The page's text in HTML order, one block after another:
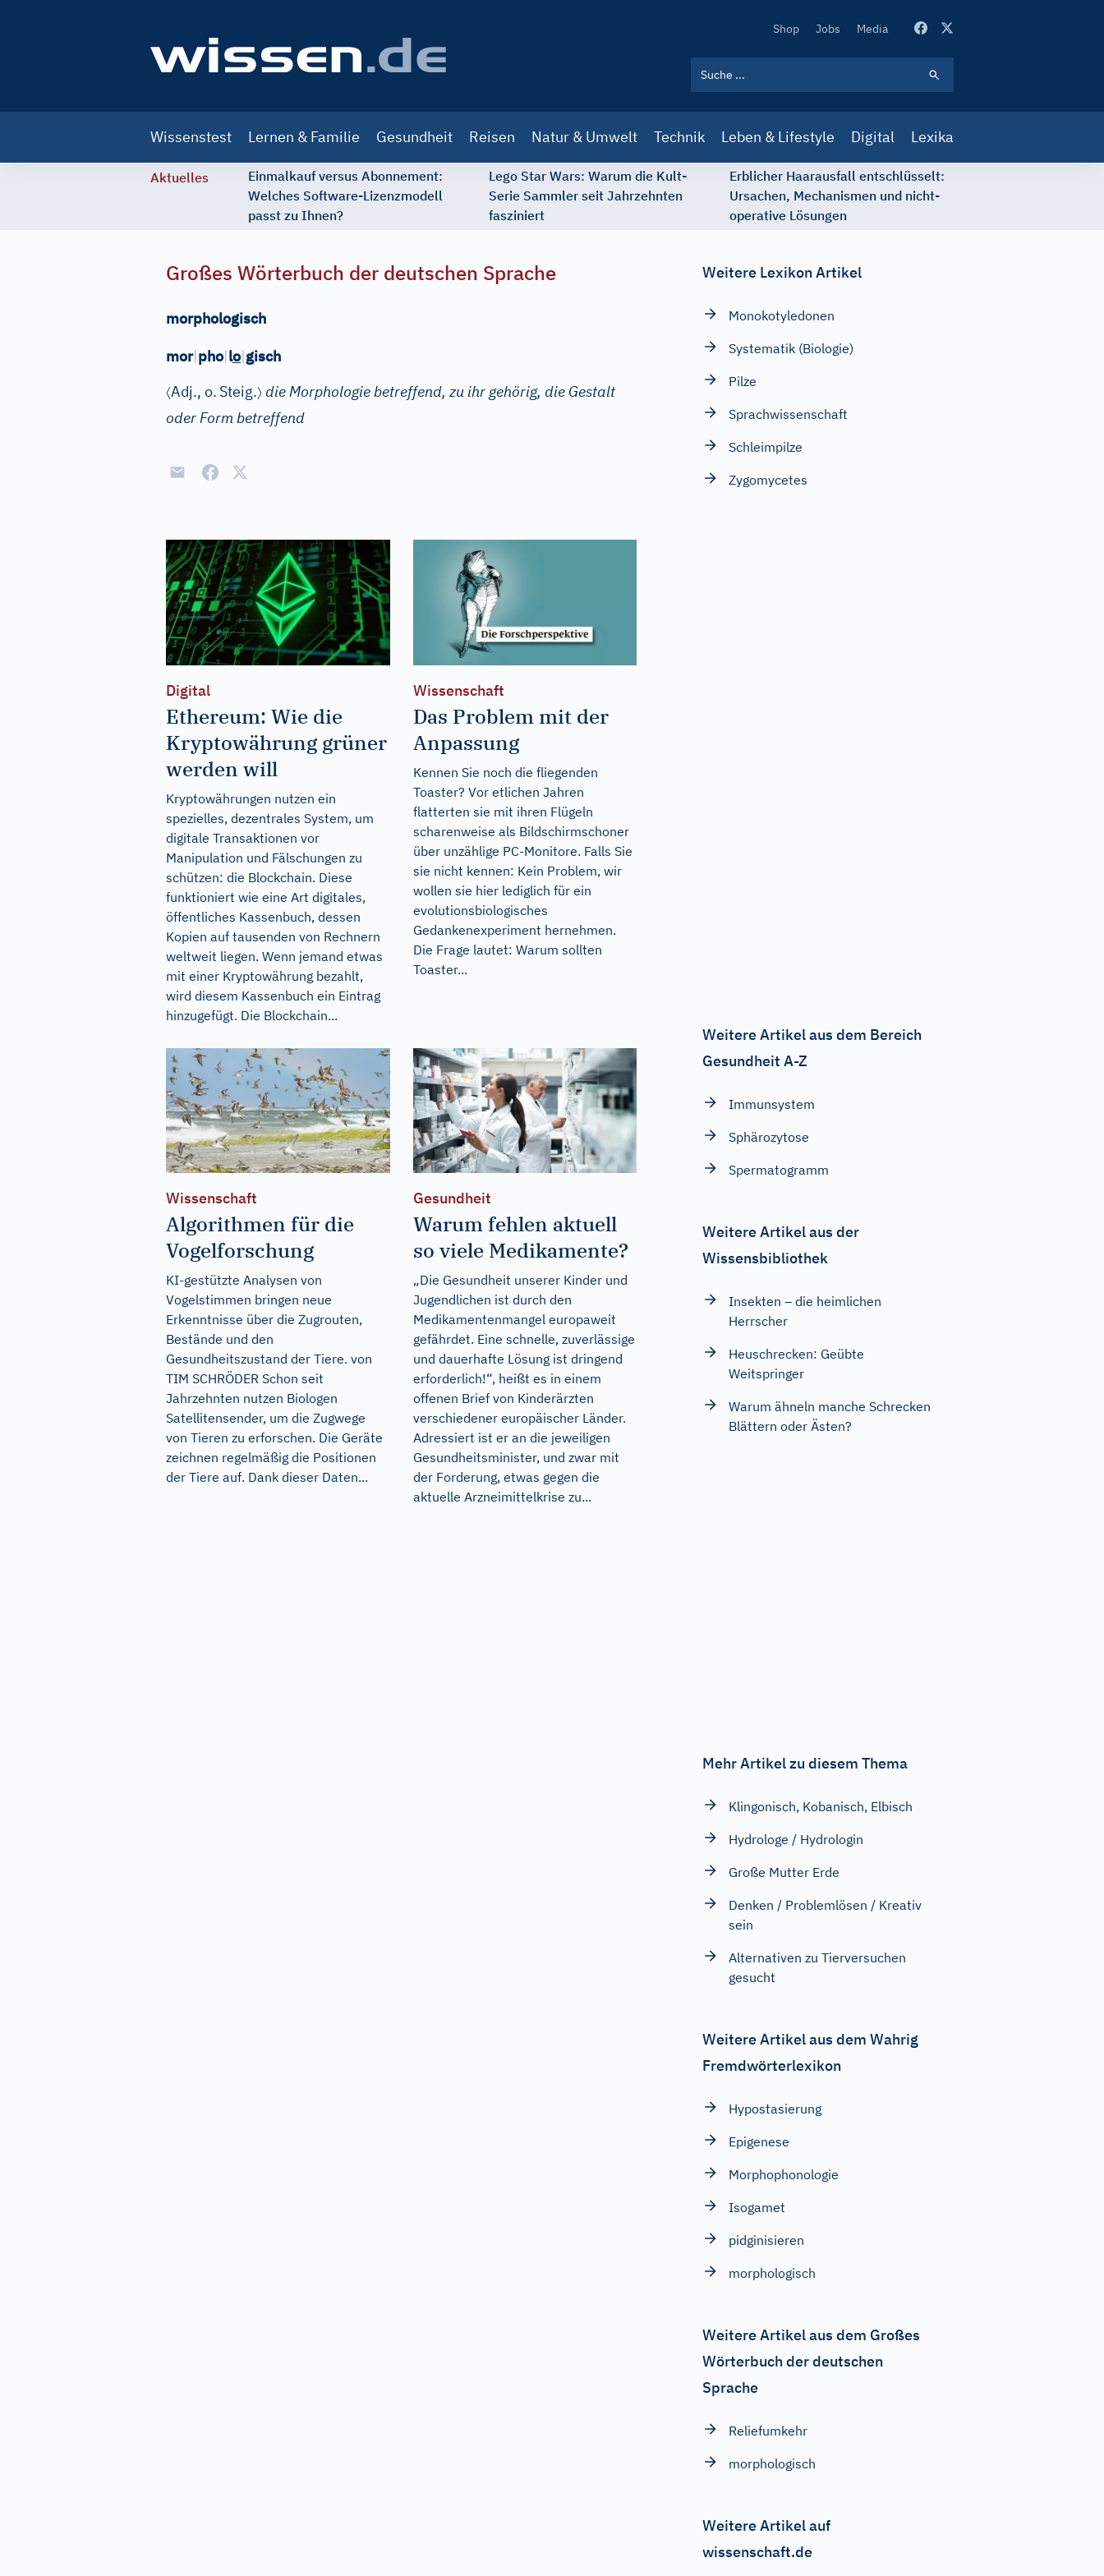
Secondary
Shop Jobs Media
navigation
Wissenstest Lernen & Familie Gesundheit Reisen Natur & Umwelt Technik Leben & Lifestyle Digital Lexika
Aktuelles
Einmalkauf versus Abonnement:
Welches Software-Lizenzmodell
passt zu Ihnen?
Lego Star Wars: Warum die Kult-
Serie Sammler seit Jahrzehnten
fasziniert
Erblicher Haarausfall entschlüsselt:
Ursachen, Mechanismen und nicht-
operative Lösungen
Großes Wörterbuch der deutschen Sprache
morphologisch
mor|pho|lo|gisch
〈Adj., o. Steig.〉 die Morphologie betreffend, zu ihr gehörig, die Gestalt
oder Form betreffend
Digital
Ethereum: Wie die
Kryptowährung grüner
werden will
Kryptowährungen nutzen ein
spezielles, dezentrales System, um
digitale Transaktionen vor
Manipulation und Fälschungen zu
schützen: die Blockchain. Diese
funktioniert wie eine Art digitales,
öffentliches Kassenbuch, dessen
Kopien auf tausenden von Rechnern
weltweit liegen. Wenn jemand etwas
mit einer Kryptowährung bezahlt,
wird diesem Kassenbuch ein Eintrag
hinzugefügt. Die Blockchain...
Wissenschaft
Das Problem mit der
Anpassung
Kennen Sie noch die fliegenden
Toaster? Vor etlichen Jahren
flatterten sie mit ihren Flügeln
scharenweise als Bildschirmschoner
über unzählige PC-Monitore. Falls Sie
sie nicht kennen: Kein Problem, wir
wollen sie hier lediglich für ein
evolutionsbiologisches
Gedankenexperiment hernehmen.
Die Frage lautet: Warum sollten
Toaster...
Wissenschaft
Algorithmen für die
Vogelforschung
KI-gestützte Analysen von
Vogelstimmen bringen neue
Erkenntnisse über die Zugrouten,
Bestände und den
Gesundheitszustand der Tiere. von
TIM SCHRÖDER Schon seit
Jahrzehnten nutzen Biologen
Satellitensender, um die Zugwege
von Tieren zu erforschen. Die Geräte
zeichnen regelmäßig die Positionen
der Tiere auf. Dank dieser Daten...
Gesundheit
Warum fehlen aktuell
so viele Medikamente?
„Die Gesundheit unserer Kinder und
Jugendlichen ist durch den
Medikamentenmangel europaweit
gefährdet. Eine schnelle, zuverlässige
und dauerhafte Lösung ist dringend
erforderlich!“, heißt es in einem
offenen Brief von Kinderärzten
verschiedener europäischer Länder.
Adressiert ist er an die jeweiligen
Gesundheitsminister, und zwar mit
der Forderung, etwas gegen die
aktuelle Arzneimittelkrise zu...
Weitere Lexikon Artikel
Monokotyledonen
Systematik (Biologie)
Pilze
Sprachwissenschaft
Schleimpilze
Zygomycetes
Weitere Artikel aus dem Bereich
Gesundheit A-Z
Immunsystem
Sphärozytose
Spermatogramm
Weitere Artikel aus der
Wissensbibliothek
Insekten – die heimlichen
Herrscher
Heuschrecken: Geübte
Weitspringer
Warum ähneln manche Schrecken
Blättern oder Ästen?
Mehr Artikel zu diesem Thema
Klingonisch, Kobanisch, Elbisch
Hydrologe / Hydrologin
Große Mutter Erde
Denken / Problemlösen / Kreativ
sein
Alternativen zu Tierversuchen
gesucht
Weitere Artikel aus dem Wahrig
Fremdwörterlexikon
Hypostasierung
Epigenese
Morphophonologie
Isogamet
pidginisieren
morphologisch
Weitere Artikel aus dem Großes
Wörterbuch der deutschen
Sprache
Reliefumkehr
morphologisch
Weitere Artikel auf
wissenschaft.de